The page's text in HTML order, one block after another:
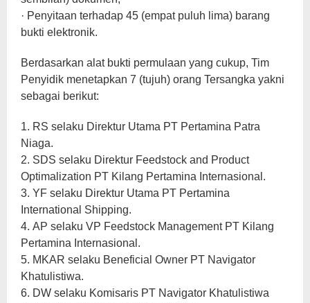
· Penyitaan terhadap 45 (empat puluh lima) barang
bukti elektronik.
Berdasarkan alat bukti permulaan yang cukup, Tim
Penyidik menetapkan 7 (tujuh) orang Tersangka yakni
sebagai berikut:
1. RS selaku Direktur Utama PT Pertamina Patra
Niaga.
2. SDS selaku Direktur Feedstock and Product
Optimalization PT Kilang Pertamina Internasional.
3. YF selaku Direktur Utama PT Pertamina
International Shipping.
4. AP selaku VP Feedstock Management PT Kilang
Pertamina Internasional.
5. MKAR selaku Beneficial Owner PT Navigator
Khatulistiwa.
6. DW selaku Komisaris PT Navigator Khatulistiwa